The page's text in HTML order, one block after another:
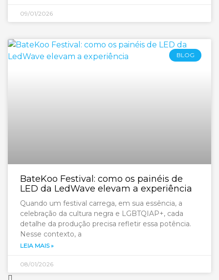
09/01/2026
BLOG
BateKoo Festival: como os painéis de
LED da LedWave elevam a experiência
Quando um festival carrega, em sua essência, a
celebração da cultura negra e LGBTQIAP+, cada
detalhe da produção precisa refletir essa potência.
Nesse contexto, a
LEIA MAIS »
08/01/2026